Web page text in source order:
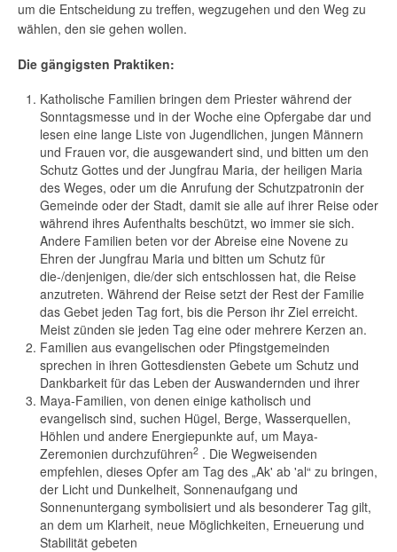
um die Entscheidung zu treffen, wegzugehen und den Weg zu
wählen, den sie gehen wollen.
Die gängigsten Praktiken:
Katholische Familien bringen dem Priester während der
Sonntagsmesse und in der Woche eine Opfergabe dar und
lesen eine lange Liste von Jugendlichen, jungen Männern
und Frauen vor, die ausgewandert sind, und bitten um den
Schutz Gottes und der Jungfrau Maria, der heiligen Maria
des Weges, oder um die Anrufung der Schutzpatronin der
Gemeinde oder der Stadt, damit sie alle auf ihrer Reise oder
während ihres Aufenthalts beschützt, wo immer sie sich.
Andere Familien beten vor der Abreise eine Novene zu
Ehren der Jungfrau Maria und bitten um Schutz für
die-/denjenigen, die/der sich entschlossen hat, die Reise
anzutreten. Während der Reise setzt der Rest der Familie
das Gebet jeden Tag fort, bis die Person ihr Ziel erreicht.
Meist zünden sie jeden Tag eine oder mehrere Kerzen an.
Familien aus evangelischen oder Pfingstgemeinden
sprechen in ihren Gottesdiensten Gebete um Schutz und
Dankbarkeit für das Leben der Auswandernden und ihrer
Maya-Familien, von denen einige katholisch und
evangelisch sind, suchen Hügel, Berge, Wasserquellen,
Höhlen und andere Energiepunkte auf, um Maya-
Zeremonien durchzuführen2 . Die Wegweisenden
empfehlen, dieses Opfer am Tag des „Ak' ab 'al“ zu bringen,
der Licht und Dunkelheit, Sonnenaufgang und
Sonnenuntergang symbolisiert und als besonderer Tag gilt,
an dem um Klarheit, neue Möglichkeiten, Erneuerung und
Stabilität gebeten
Test! Nicht ausfüllen!